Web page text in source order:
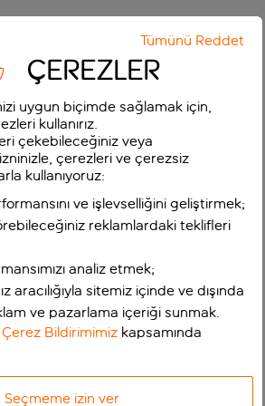
Tümünü Reddet
ÇEREZLER
uygun biçimde sağlamak için,
kullanırız.
çekebileceğiniz veya
çerezleri ve çerezsiz
kullanıyoruz:
ve işlevselliğini geliştirmek;
reklamlardaki teklifleri
analiz etmek;
aracılığıyla sitemiz içinde ve dışında
ve pazarlama içeriği sunmak.
Bildirimimiz kapsamında
Seçmeme izin ver